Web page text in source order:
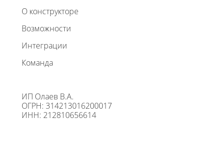
О конструкторе
Возможности
Интеграции
Команда
ИП Олаев В.А.
ОГРН: 314213016200017
ИНН: 212810656614